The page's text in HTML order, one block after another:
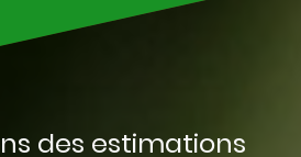
des estimations